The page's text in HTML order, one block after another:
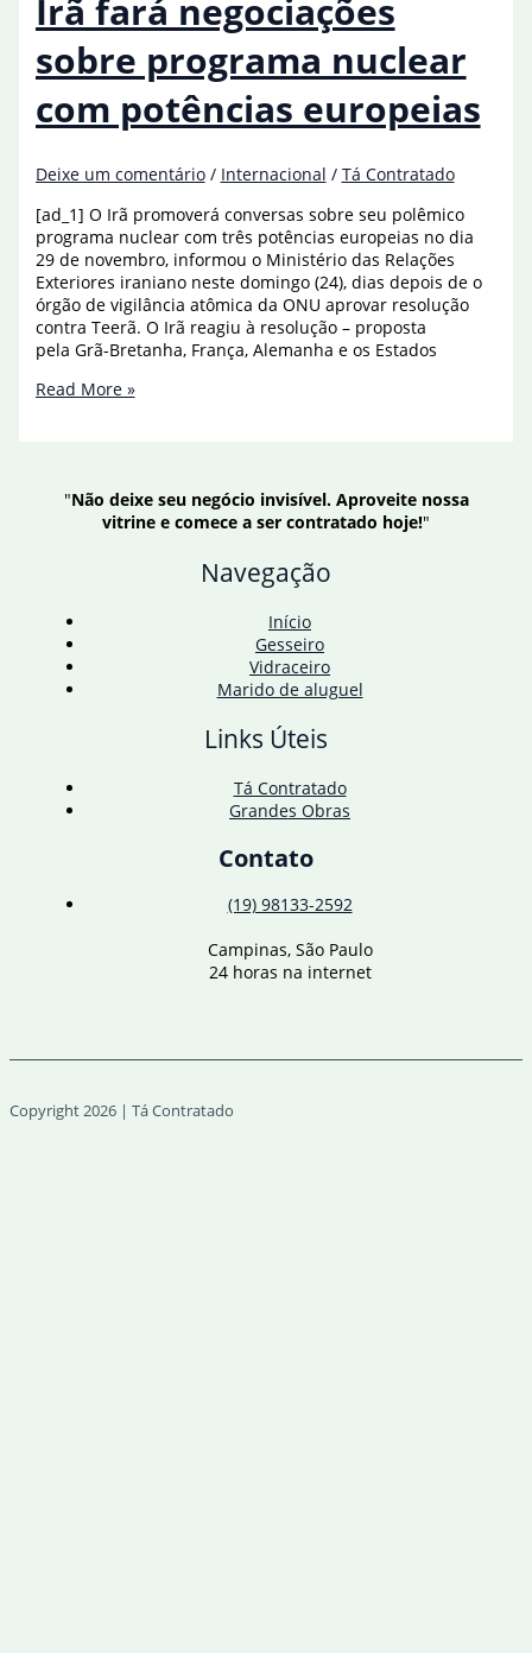
que
Irã
viola
obrigações
Irã fará negociações
sobre programa nuclear
com potências europeias
Deixe um comentário / Internacional / Tá Contratado
[ad_1] O Irã promoverá conversas sobre seu polêmico
programa nuclear com três potências europeias no dia
29 de novembro, informou o Ministério das Relações
Exteriores iraniano neste domingo (24), dias depois de o
órgão de vigilância atômica da ONU aprovar resolução
contra Teerã. O Irã reagiu à resolução – proposta
pela Grã-Bretanha, França, Alemanha e os Estados
Irã
nuclear
Read More »
"Não deixe seu negócio invisível. Aproveite nossa
vitrine e comece a ser contratado hoje!"
Navegação
Início
Gesseiro
Vidraceiro
Marido de aluguel
Links Úteis
Tá Contratado
Grandes Obras
Contato
(19) 98133-2592
Campinas, São Paulo
24 horas na internet
Copyright 2026 | Tá Contratado